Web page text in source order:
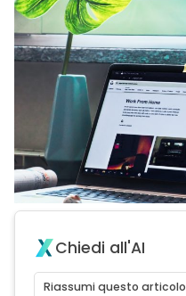
Chiedi all'AI
Riassumi questo articolo